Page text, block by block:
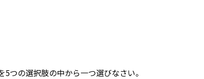
つの選択肢の中から一つ選びなさい。